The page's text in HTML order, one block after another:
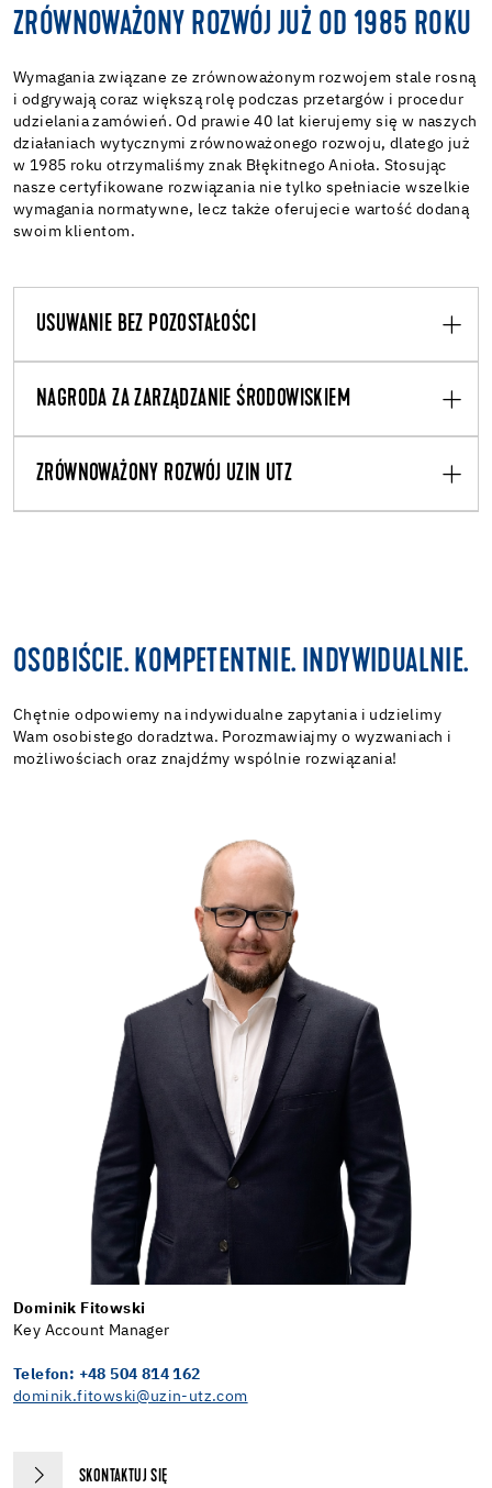
ZRÓWNOWAŻONY ROZWÓJ JUŻ OD 1985 ROKU
Wymagania związane ze zrównoważonym rozwojem stale rosną
i odgrywają coraz większą rolę podczas przetargów i procedur
udzielania zamówień. Od prawie 40 lat kierujemy się w naszych
działaniach wytycznymi zrównoważonego rozwoju, dlatego już
w 1985 roku otrzymaliśmy znak Błękitnego Anioła. Stosując
nasze certyfikowane rozwiązania nie tylko spełniacie wszelkie
wymagania normatywne, lecz także oferujecie wartość dodaną
swoim klientom.
USUWANIE BEZ POZOSTAŁOŚCI
NAGRODA ZA ZARZĄDZANIE ŚRODOWISKIEM
ZRÓWNOWAŻONY ROZWÓJ UZIN UTZ
OSOBIŚCIE. KOMPETENTNIE. INDYWIDUALNIE.
Chętnie odpowiemy na indywidualne zapytania i udzielimy
Wam osobistego doradztwa. Porozmawiajmy o wyzwaniach i
możliwościach oraz znajdźmy wspólnie rozwiązania!
Dominik Fitowski
Key Account Manager
Telefon: +48 504 814 162
dominik.fitowski@uzin-utz.com
SKONTAKTUJ SIĘ